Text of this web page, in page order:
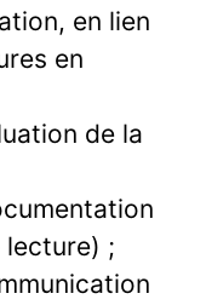
en lien
en
de la
;